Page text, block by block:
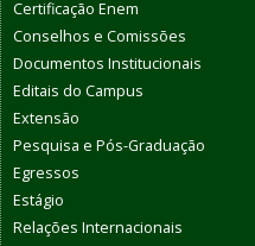
Certificação Enem
Conselhos e Comissões
Documentos Institucionais
Editais do Campus
Extensão
Pesquisa e Pós-Graduação
Egressos
Estágio
Relações Internacionais